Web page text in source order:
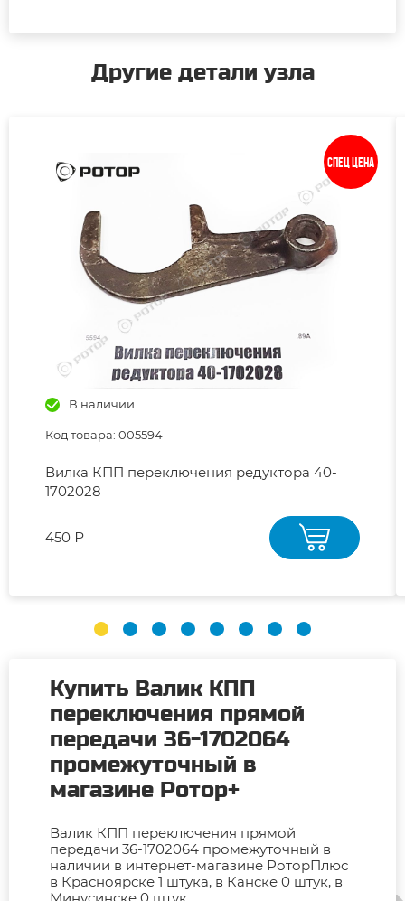
Другие детали узла
Спец цена
В наличии
Код товара: 005594
Вилка КПП переключения редуктора 40-
1702028
450 ₽
Купить Валик КПП
переключения прямой
передачи 36-1702064
промежуточный в
магазине Ротор+
Валик КПП переключения прямой
передачи 36-1702064 промежуточный в
наличии в интернет-магазине РоторПлюс
в Красноярске 1 штука, в Канске 0 штук, в